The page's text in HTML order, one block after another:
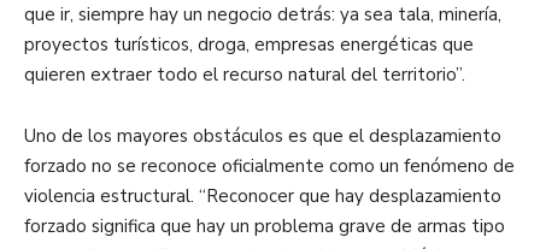
que ir, siempre hay un negocio detrás: ya sea tala, minería,
proyectos turísticos, droga, empresas energéticas que
quieren extraer todo el recurso natural del territorio”.
Uno de los mayores obstáculos es que el desplazamiento
forzado no se reconoce oficialmente como un fenómeno de
violencia estructural. “Reconocer que hay desplazamiento
forzado significa que hay un problema grave de armas tipo